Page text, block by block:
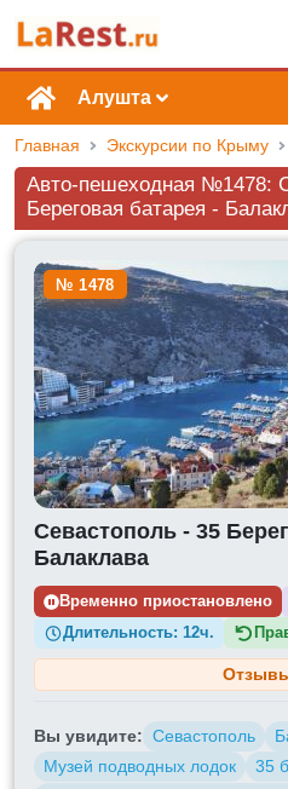
Алушта
Главная Экскурсии по Крыму
Авто-пешеходная №1478:
Береговая батарея -
№ 1478
Севастополь - 35
Балаклава
Временно приостановлено
Длительность:12ч.
Вы увидите: Севастополь
Музей подводных лодок
35